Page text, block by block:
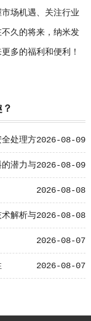
场机遇、关注行业
久的将来，纳米发
多的福利和便利！
2026-08-09
处理方
2026-08-09
潜力与
2026-08-08
2026-08-08
解析与
2026-08-07
2026-08-07